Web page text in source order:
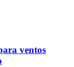
ventos